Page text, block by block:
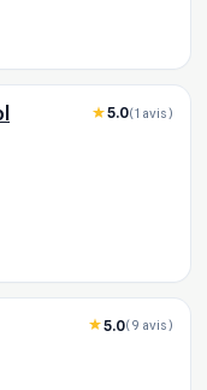
5.0(1 avis)
5.0(9 avis)